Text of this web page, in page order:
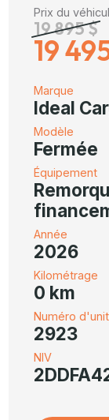
Prix du
19 895 $
19
Marque
Ideal
Modèle
Fermée
Équipement
Année
2026
Kilométrage
0 km
Numéro
2923
NIV